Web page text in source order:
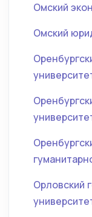
Омский
Омский
Орловский